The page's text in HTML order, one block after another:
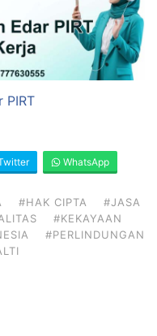
PIRT
WhatsApp
#HAK CIPTA
#JASA
#KEKAYAAN
#PERLINDUNGAN